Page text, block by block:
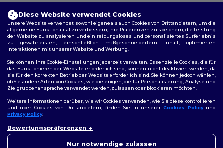
Allgemeine Geschäftsbedingungen
Datenschutzbestimmungen|Cookie-Richtlinie|Site Map
Folge uns
Diese Website verwendet Cookies
Unsere Website verwendet sowohl eigene als auch Cookies von Drittanbietern, um die
allgemeine Funktionalität zu verbessern, Ihre Präferenzen zu speichern, die Leistung
der Website zu analysieren und ein reibungsloses und personalisiertes Surferlebnis
zu gewährleisten, einschließlich maßgeschneidertem Inhalt, optimierten
Interaktionen mit unserer Website und Werbung.
Sie können Ihre Cookie-Einstellungen jederzeit verwalten. Essenzielle Cookies, die für
das Funktionieren der Website erforderlich sind, können nicht deaktiviert werden, da
sie für den korrekten Betrieb der Website erforderlich sind. Sie können jedoch wählen,
ob Sie andere Arten von Cookies, wie diejenigen, die für Personalisierung, Analyse und
Zielgruppenansprache verwendet werden, zulassen oder blockieren möchten.
Weitere Informationen darüber, wie wir Cookies verwenden, wie Sie diese kontrollieren
und über Cookies von Drittanbietern, finden Sie in unsererCookies Policyund
Privacy Policy.
Bewertungspräferenzen
Nur notwendige zulassen